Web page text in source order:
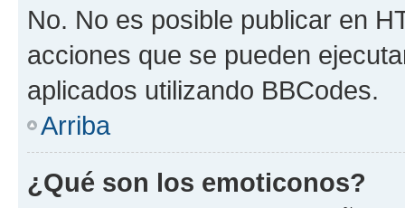
No. No es posible publicar en
acciones que se pueden
aplicados utilizando BBCodes.
Arriba
¿Qué son los emoticonos?